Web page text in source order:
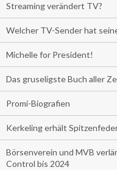
Streaming verändert TV?
Welcher TV-Sender hat
Michelle for President!
Das gruseligste Buch aller
Promi-Biografien
Kerkeling erhält
Börsenverein und MVB
Control bis 2024